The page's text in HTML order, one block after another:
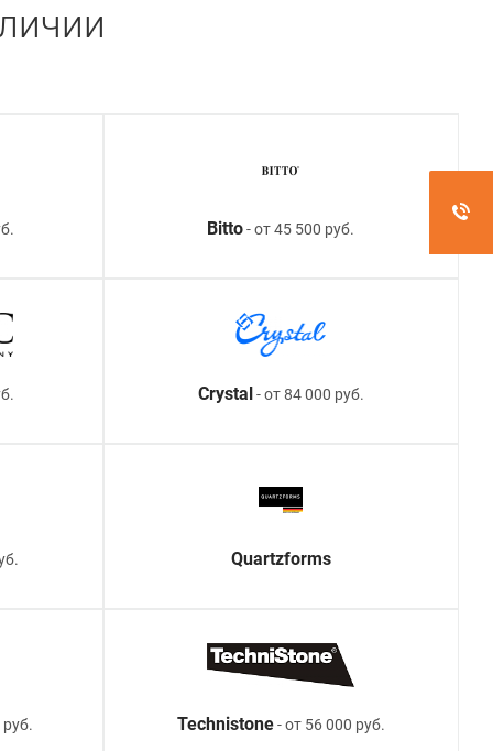
Bitto- от 45 500 руб.
Crystal - от 84 000 руб.
Quartzforms
Technistone- от 56 000 руб.